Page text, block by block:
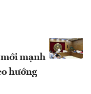
mạnh
hướng